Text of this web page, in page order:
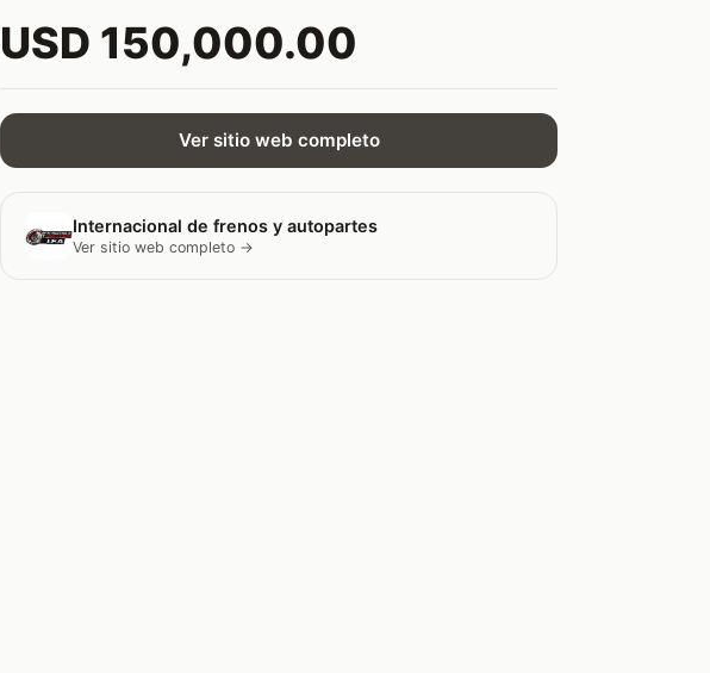
USD 150,000.00
Ver sitio web completo
Internacional de frenos y autopartes
Ver sitio web completo →